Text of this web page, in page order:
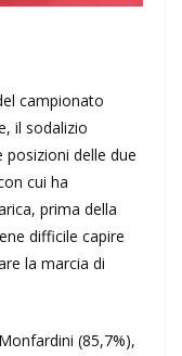
campionato
il sodalizio
delle due
cui ha
prima della
difficile capire
la marcia di
(85,7%),